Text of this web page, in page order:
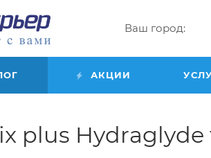
Ваш город:
АКЦИИ
plus Hydraglyde